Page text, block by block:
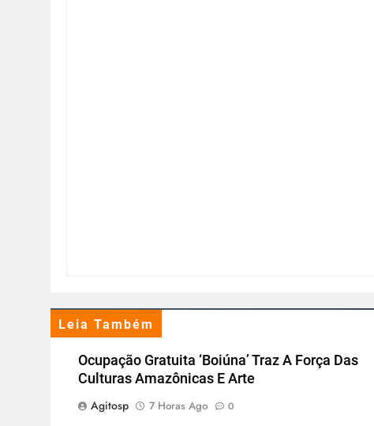
Leia Também
Ocupação Gratuita ‘Boiúna’ Traz A Força Das
Culturas Amazônicas E Arte
Agitosp
7 Horas Ago 0